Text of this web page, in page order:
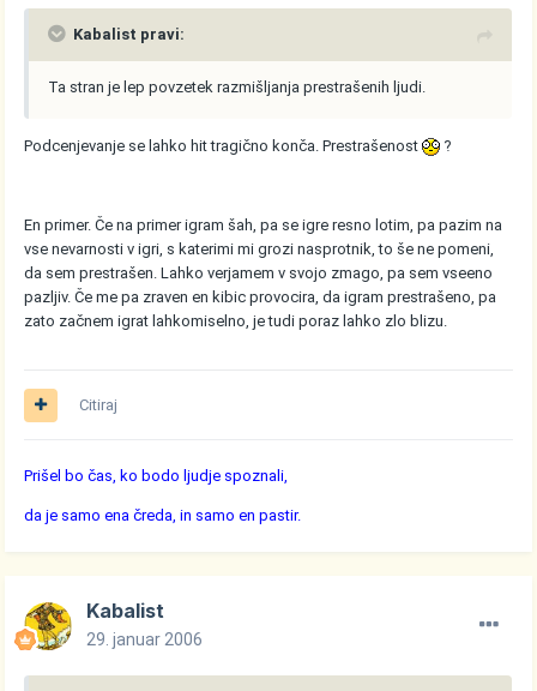
Kabalist pravi:
Ta stran je lep povzetek razmišljanja prestrašenih ljudi.
Podcenjevanje se lahko hit tragično konča. Prestrašenost ?
En primer. Če na primer igram šah, pa se igre resno lotim, pa pazim na
vse nevarnosti v igri, s katerimi mi grozi nasprotnik, to še ne pomeni,
da sem prestrašen. Lahko verjamem v svojo zmago, pa sem vseeno
pazljiv. Če me pa zraven en kibic provocira, da igram prestrašeno, pa
zato začnem igrat lahkomiselno, je tudi poraz lahko zlo blizu.
Citiraj
Prišel bo čas, ko bodo ljudje spoznali,
da je samo ena čreda, in samo en pastir.
Kabalist
29. januar 2006